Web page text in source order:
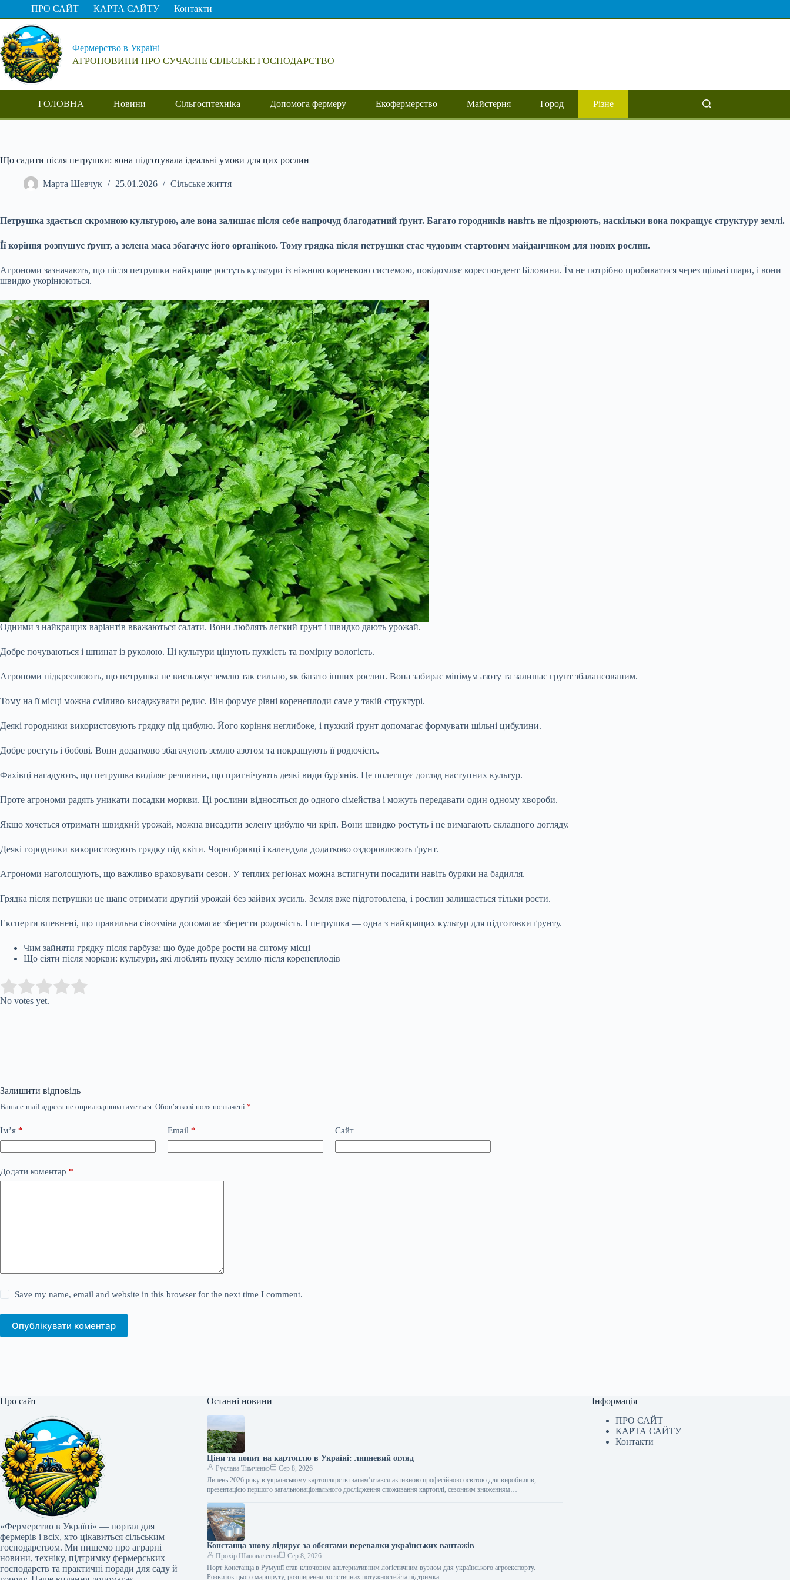
Перейти
вмісту
ПРО САЙТ КАРТА САЙТУ Контакти
Фермерство в Україні
АГРОНОВИНИ ПРО СУЧАСНЕ СІЛЬСЬКЕ ГОСПОДАРСТВО
ГОЛОВНА Новини Сільгосптехніка Допомога фермеру Екофермерство Майстерня Город Різне
Що садити після петрушки: вона підготувала ідеальні умови для цих рослин
Марта Шевчук 25.01.2026 Сільське життя
Петрушка здається скромною культурою, але вона залишає після себе напрочуд благодатний ґрунт. Багато городників навіть не підозрюють, наскільки вона покращує структуру землі.
Її коріння розпушує ґрунт, а зелена маса збагачує його органікою. Тому грядка після петрушки стає чудовим стартовим майданчиком для нових рослин.
Агрономи зазначають, що після петрушки найкраще ростуть культури із ніжною кореневою системою, повідомляє кореспондент Біловини. Їм не потрібно пробиватися через щільні шари, і вони
швидко укорінюються.
Одними з найкращих варіантів вважаються салати. Вони люблять легкий ґрунт і швидко дають урожай.
Добре почуваються і шпинат із руколою. Ці культури цінують пухкість та помірну вологість.
Агрономи підкреслюють, що петрушка не виснажує землю так сильно, як багато інших рослин. Вона забирає мінімум азоту та залишає грунт збалансованим.
Тому на її місці можна сміливо висаджувати редис. Він формує рівні коренеплоди саме у такій структурі.
Деякі городники використовують грядку під цибулю. Його коріння неглибоке, і пухкий ґрунт допомагає формувати щільні цибулини.
Добре ростуть і бобові. Вони додатково збагачують землю азотом та покращують її родючість.
Фахівці нагадують, що петрушка виділяє речовини, що пригнічують деякі види бур'янів. Це полегшує догляд наступних культур.
Проте агрономи радять уникати посадки моркви. Ці рослини відносяться до одного сімейства і можуть передавати один одному хвороби.
Якщо хочеться отримати швидкий урожай, можна висадити зелену цибулю чи кріп. Вони швидко ростуть і не вимагають складного догляду.
Деякі городники використовують грядку під квіти. Чорнобривці і календула додатково оздоровлюють ґрунт.
Агрономи наголошують, що важливо враховувати сезон. У теплих регіонах можна встигнути посадити навіть буряки на бадилля.
Грядка після петрушки це шанс отримати другий урожай без зайвих зусиль. Земля вже підготовлена, і рослин залишається тільки рости.
Експерти впевнені, що правильна сівозміна допомагає зберегти родючість. І петрушка — одна з найкращих культур для підготовки ґрунту.
Чим зайняти грядку після гарбуза: що буде добре рости на ситому місці
Що сіяти після моркви: культури, які люблять пухку землю після коренеплодів
Rate this item:
No votes yet.
Залишити відповідь
Ваша e-mail адреса не оприлюднюватиметься. Обов’язкові поля позначені *
Ім’я * Email * Сайт
Додати коментар *
Save my name, email and website in this browser for the next time I comment.
Опублікувати коментар
Про сайт
«Фермерство в Україні» — портал для
фермерів і всіх, хто цікавиться сільським
господарством. Ми пишемо про аграрні
новини, техніку, підтримку фермерських
господарств та практичні поради для саду й
Останні новини
Ціни та попит на картоплю в Україні: липневий огляд
Руслана Тимченко
Сер 8, 2026
Липень 2026 року в українському картоплярстві запам’ятався активною професійною освітою для виробників,
презентацією першого загальнонаціонального дослідження споживання картоплі, сезонним зниженням…
Констанца знову лідирує за обсягами перевалки українських вантажів
Прохір Шаповаленко
Сер 8, 2026
Порт Констанца в Румунії став ключовим альтернативним логістичним вузлом для українського агроекспорту.
Розвиток цього маршруту, розширення логістичних потужностей та підтримка…
Інформація
ПРО САЙТ
КАРТА САЙТУ
Контакти